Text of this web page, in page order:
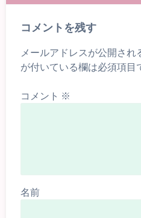
コメントを残す
メールアドレスが公開され
が付いている欄は必須項目
コメント ※
名前